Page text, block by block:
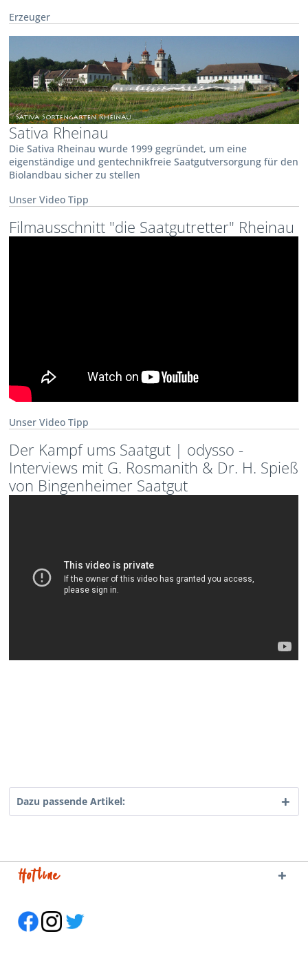
Erzeuger
Sativa Rheinau
Die Sativa Rheinau wurde 1999 gegründet, um eine
eigenständige und gentechnikfreie Saatgutversorgung für den
Biolandbau sicher zu stellen
Unser Video Tipp
Filmausschnitt "die Saatgutretter" Rheinau
Unser Video Tipp
Der Kampf ums Saatgut | odysso -
Interviews mit G. Rosmanith & Dr. H. Spieß
von Bingenheimer Saatgut
Dazu passende Artikel:
Hotline